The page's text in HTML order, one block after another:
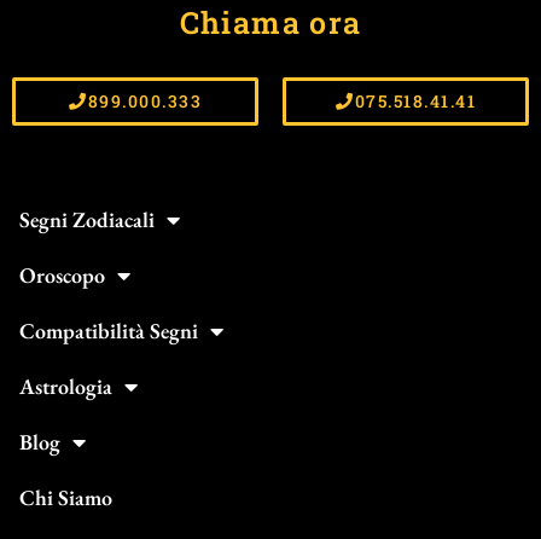
Chiama ora
899.000.333 075.518.41.41
Segni Zodiacali
Oroscopo
Compatibilità Segni
Astrologia
Blog
Chi Siamo